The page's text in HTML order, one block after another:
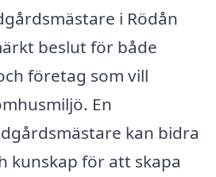
i Rödån
beslut för både
företag som vill
En
kan bidra
kunskap för att skapa